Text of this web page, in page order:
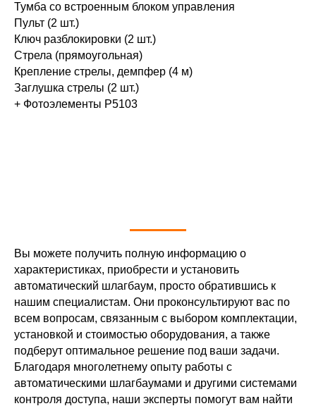
Тумба со встроенным блоком управления
Пульт (2 шт.)
Ключ разблокировки (2 шт.)
Стрела (прямоугольная)
Крепление стрелы, демпфер (4 м)
Заглушка стрелы (2 шт.)
+ Фотоэлементы P5103
6
200
4 Вт
-40ºС …
+60
с
и
легко
управления,
и
10500 ₽
10500 ₽
12750 ₽
Вы можете получить полную информацию о
характеристиках, приобрести и установить
автоматический шлагбаум, просто обратившись к
нашим специалистам. Они проконсультируют вас по
всем вопросам, связанным с выбором комплектации,
установкой и стоимостью оборудования, а также
подберут оптимальное решение под ваши задачи.
Благодаря многолетнему опыту работы с
автоматическими шлагбаумами и другими системами
контроля доступа, наши эксперты помогут вам найти